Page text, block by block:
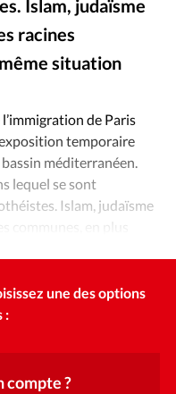
Culture
réveil
Relations Aujourd'hui
Islam, judaïsme
racines
situation
de Paris
temporaire
méditerranéen.
lequel se sont
Islam, judaïsme
communes, en plus
une des options
:
compte ?